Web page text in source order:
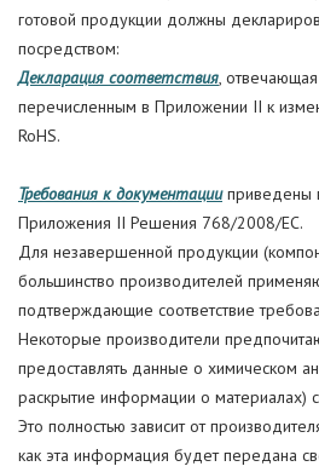
готовой продукции должны
посредством:
Декларация соответствия,
перечисленным в Приложении II к
RoHS.
Требования к документацииприведены
Приложения II Решения 768/2008/EC.
Для незавершенной продукции
большинство производителей
подтверждающие соответствие
Некоторые производители
предоставлять данные о химическом
раскрытие информации о материалах)
Это полностью зависит от
как эта информация будет передана